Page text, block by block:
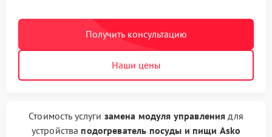
Получить консультацию
Наши цены
Стоимость услуги замена модуля управления для
устройства подогреватель посуды и пищи Asko